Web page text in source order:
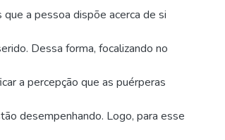
a pessoa dispõe acerca de si
Dessa forma, focalizando no
a percepção que as puérperas
desempenhando. Logo, para esse